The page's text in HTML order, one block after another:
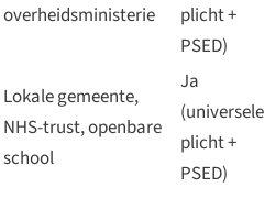
overheidsministerie
plicht +
PSED)
Lokale gemeente,
NHS-trust, openbare
school
Ja
(universele
plicht +
PSED)